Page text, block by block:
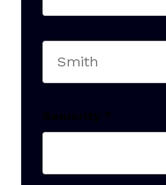
Seniority *